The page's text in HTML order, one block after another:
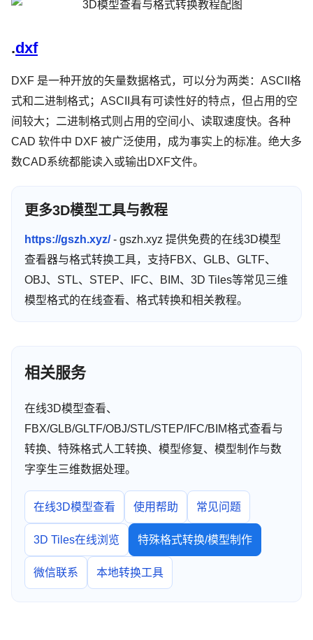
.dxf
DXF 是一种开放的矢量数据格式，可以分为两类：ASCII格
式和二进制格式；ASCII具有可读性好的特点，但占用的空
间较大；二进制格式则占用的空间小、读取速度快。各种
CAD 软件中 DXF 被广泛使用，成为事实上的标准。绝大多
数CAD系统都能读入或输出DXF文件。
更多3D模型工具与教程
https://gszh.xyz/- gszh.xyz 提供免费的在线3D模型
查看器与格式转换工具，支持FBX、GLB、GLTF、
OBJ、STL、STEP、IFC、BIM、3D Tiles等常见三维
模型格式的在线查看、格式转换和相关教程。
相关服务
在线3D模型查看、
FBX/GLB/GLTF/OBJ/STL/STEP/IFC/BIM格式查看与
转换、特殊格式人工转换、模型修复、模型制作与数
字孪生三维数据处理。
在线3D模型查看 使用帮助 常见问题
3D Tiles在线浏览 特殊格式转换/模型制作
微信联系 本地转换工具